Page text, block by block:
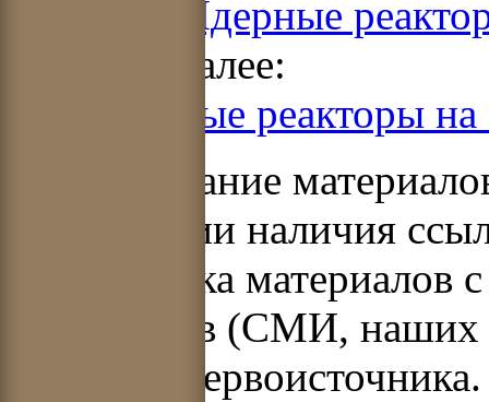
Раздел 2. Ядерные
Читать далее:
3.1. Ядерные реакторы
Использование
при условии наличия
Перепечатка материалов
источников (СМИ, наших
указания первоисточника.